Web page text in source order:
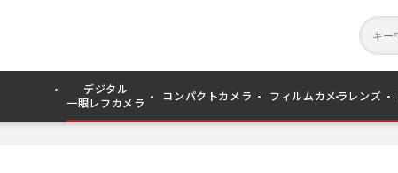
デジタル
一眼レフカメラ
コンパクトカメラ フィルムカメラ レンズ